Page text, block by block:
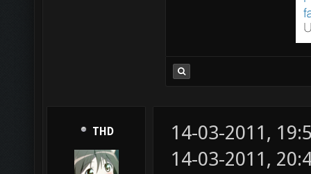
THD
14-03-2011,
14-03-2011,